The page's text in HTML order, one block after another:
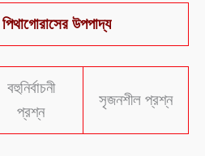
উপপাদ্য
বহুনির্বাচনী
প্রশ্ন
সৃজনশীল প্রশ্ন